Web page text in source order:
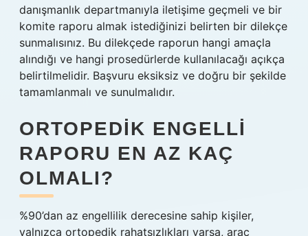
danışmanlık departmanıyla iletişime geçmeli ve bir
komite raporu almak istediğinizi belirten bir dilekçe
sunmalısınız. Bu dilekçede raporun hangi amaçla
alındığı ve hangi prosedürlerde kullanılacağı açıkça
belirtilmelidir. Başvuru eksiksiz ve doğru bir şekilde
tamamlanmalı ve sunulmalıdır.
ORTOPEDIK ENGELLI
RAPORU EN AZ KAÇ
OLMALI?
%90’dan az engellilik derecesine sahip kişiler,
yalnızca ortopedik rahatsızlıkları varsa, araç